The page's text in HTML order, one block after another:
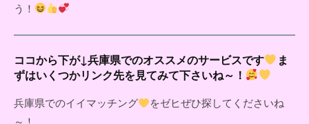
う！
ココから下が↓兵庫県でのオススメのサービスです
ま
ずはいくつかリンク先を見てみて下さいね～！
兵庫県でのイイマッチング
をゼヒぜひ探してくださいね